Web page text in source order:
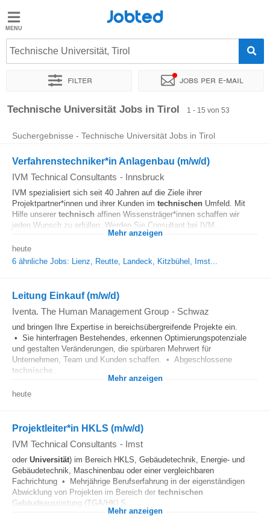
Jobted
Jobs
Jobted
Technische Universität, Tirol
Filter Jobs per e-mail
Sortieren nach Unternehmen Personaldienstleister
Technische Universität Jobs in Tirol 1 - 15 von 53
Suchergebnisse - Technische Universität Jobs in Tirol
Verfahrenstechniker*in Anlagenbau (m/w/d)
IVM Technical Consultants - Innsbruck
IVM spezialisiert sich seit 40 Jahren auf die Ziele ihrer
Projektpartner*innen und ihrer Kunden im technischen Umfeld. Mit
Hilfe unserer technisch affinen Wissensträger*innen schaffen wir
jeden Wunsch zu erfüllen. Werden Sie Consultant bei IVM...
Mehr anzeigen
heute
6 ähnliche Jobs: Lienz, Reutte, Landeck, Kitzbühel, Imst...
Leitung Einkauf (m/w/d)
Iventa. The Human Management Group - Schwaz
und bringen Ihre Expertise in bereichsübergreifende Projekte ein.
• Sie hinterfragen Bestehendes, erkennen Optimierungspotenziale
und gestalten Veränderungen, die spürbaren Mehrwert für
Unternehmen, Team und Kunden schaffen. • Abgeschlossene
technische
Mehr anzeigen
heute
Projektleiter*in HKLS (m/w/d)
IVM Technical Consultants - Imst
oder Universität) im Bereich HKLS, Gebäudetechnik, Energie- und
Gebäudetechnik, Maschinenbau oder einer vergleichbaren
Fachrichtung • Mehrjährige Berufserfahrung in der eigenständigen
Abwicklung von Projekten im Bereich der technischen
Gebäudeausrüstung (TGA/HKLS...
Mehr anzeigen